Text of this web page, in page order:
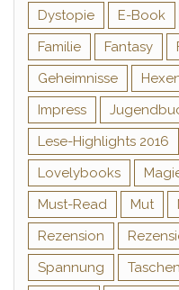
Dystopie
E-Book
Familie
Fantasy
Geheimnisse
Impress
Lese-Highlights 2016
Lovelybooks
Must-Read
Mut
Rezension
Spannung